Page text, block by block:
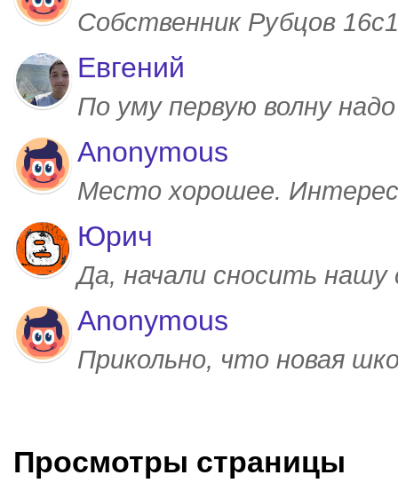
Собственник Рубцов
Евгений
По уму первую волну
Anonymous
Место хорошее.
Юрич
Да, начали сносить
Anonymous
Прикольно, что новая
Просмотры страницы